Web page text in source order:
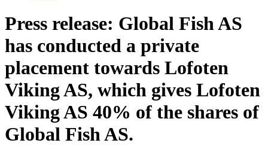
Press release: Global Fish AS
has conducted a private
placement towards Lofoten
Viking AS, which gives Lofoten
Viking AS 40% of the shares of
Global Fish AS.